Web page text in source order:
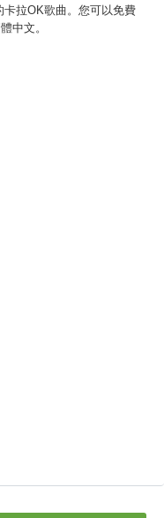
拉OK歌曲。您可以免費
中文。